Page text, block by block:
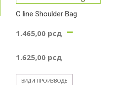
C line Shoulder Bag
1.465,00 рсд –
1.625,00 рсд
цена:
ВИДИ ПРОИЗВОДЕ